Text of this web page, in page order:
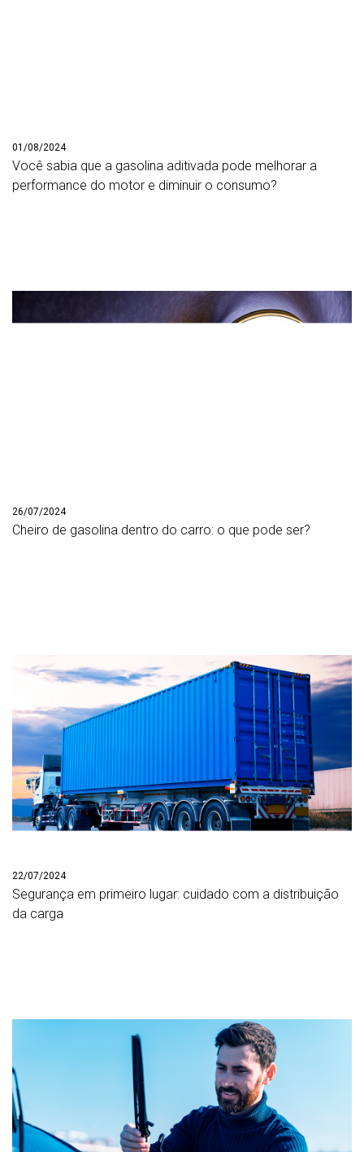
01/08/2024
Você sabia que a gasolina aditivada pode melhorar a
performance do motor e diminuir o consumo?
26/07/2024
Cheiro de gasolina dentro do carro: o que pode ser?
22/07/2024
Segurança em primeiro lugar: cuidado com a distribuição
da carga